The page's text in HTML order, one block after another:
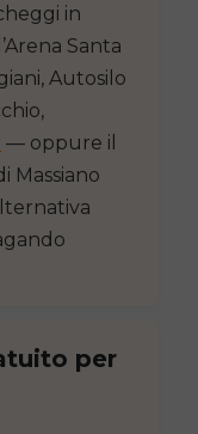
in
Santa
Autosilo
— oppure il
Massiano
per